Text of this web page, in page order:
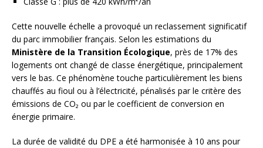
Cette nouvelle échelle a provoqué un reclassement significatif
du parc immobilier français. Selon les estimations du
Ministère de la Transition Écologique, près de 17% des
logements ont changé de classe énergétique, principalement
vers le bas. Ce phénomène touche particulièrement les biens
chauffés au fioul ou à l’électricité, pénalisés par le critère des
émissions de CO₂ ou par le coefficient de conversion en
énergie primaire.
La durée de validité du DPE a été harmonisée à 10 ans pour